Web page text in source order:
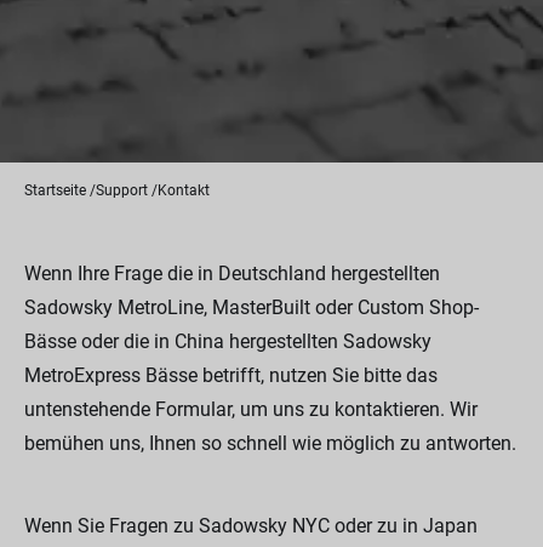
Startseite Support Kontakt
Wenn Ihre Frage die in Deutschland hergestellten
Sadowsky MetroLine, MasterBuilt oder Custom Shop-
Bässe oder die in China hergestellten Sadowsky
MetroExpress Bässe betrifft, nutzen Sie bitte das
untenstehende Formular, um uns zu kontaktieren. Wir
bemühen uns, Ihnen so schnell wie möglich zu antworten.
Wenn Sie Fragen zu Sadowsky NYC oder zu in Japan